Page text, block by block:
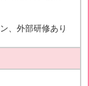
、外部研修あり